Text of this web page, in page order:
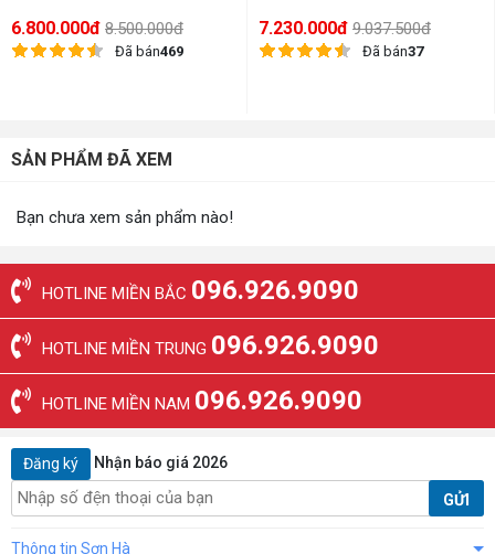
6.800.000đ 8.500.000đ
Đã bán469
7.230.000đ 9.037.500đ
Đã bán37
SẢN PHẨM ĐÃ XEM
Bạn chưa xem sản phẩm nào!
HOTLINE MIỀN BẮC 096.926.9090
HOTLINE MIỀN TRUNG 096.926.9090
HOTLINE MIỀN NAM 096.926.9090
Đăng ký Nhận báo giá 2026
GỬI
Thông tin Sơn Hà